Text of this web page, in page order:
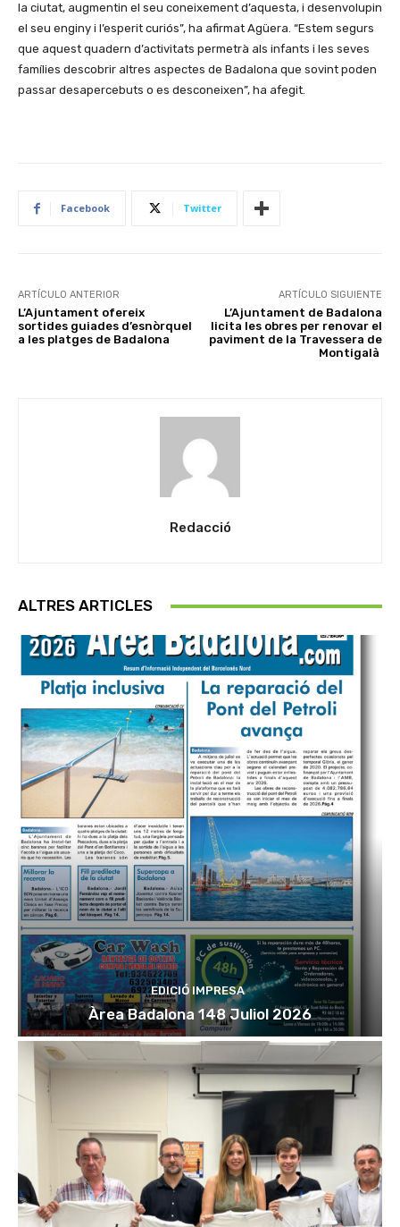
la ciutat, augmentin el seu coneixement d’aquesta, i desenvolupin
el seu enginy i l’esperit curiós”, ha afirmat Agüera. “Estem segurs
que aquest quadern d’activitats permetrà als infants i les seves
famílies descobrir altres aspectes de Badalona que sovint poden
passar desapercebuts o es desconeixen”, ha afegit.
Facebook Twitter
ARTÍCULO ANTERIOR
L’Ajuntament ofereix
sortides guiades d’esnòrquel
a les platges de Badalona
ARTÍCULO SIGUIENTE
L’Ajuntament de Badalona
licita les obres per renovar el
paviment de la Travessera de
Montigalà
Redacció
ALTRES ARTICLES
EDICIÓ IMPRESA
Àrea Badalona 148 Juliol 2026